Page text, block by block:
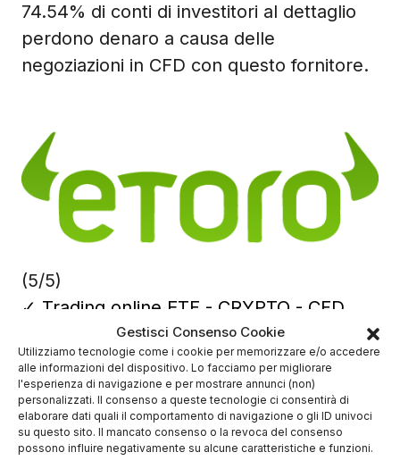
Gestisci Consenso Cookie
Utilizziamo tecnologie come i cookie per memorizzare e/o accedere
alle informazioni del dispositivo. Lo facciamo per migliorare
l'esperienza di navigazione e per mostrare annunci (non)
personalizzati. Il consenso a queste tecnologie ci consentirà di
elaborare dati quali il comportamento di navigazione o gli ID univoci
su questo sito. Il mancato consenso o la revoca del consenso
possono influire negativamente su alcune caratteristiche e funzioni.
74.54% di conti di investitori al dettaglio
perdono denaro a causa delle
negoziazioni in CFD con questo fornitore.
(5/5)
✓ Trading online ETF - CRYPTO - CFD
Deposito minimo 50$
✔️ Broker regolamentato